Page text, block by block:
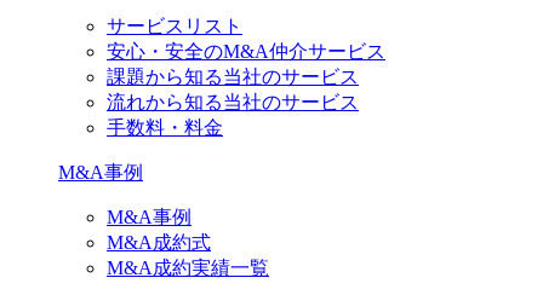
サービスリスト
安心・安全のM&A仲介サービス
課題から知る当社のサービス
流れから知る当社のサービス
手数料・料金
M&A事例
M&A事例
M&A成約式
M&A成約実績一覧